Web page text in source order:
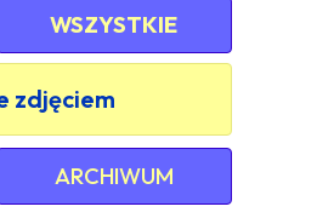
WSZYSTKIE
zdjęciem
ARCHIWUM